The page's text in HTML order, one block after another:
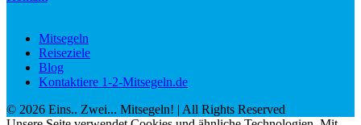
Mitsegeln
Reiseziele
Blog
Kontaktiere 1-2-Mitsegeln.de
© 2026 Eins.. Zwei... Mitsegeln! | All Rights Reserved